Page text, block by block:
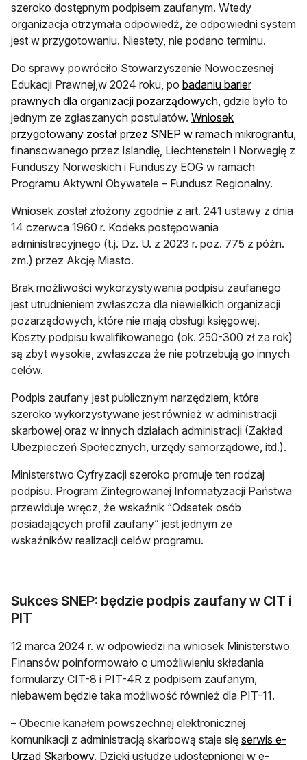
szeroko dostępnym podpisem zaufanym. Wtedy
organizacja otrzymała odpowiedź, że odpowiedni system
jest w przygotowaniu. Niestety, nie podano terminu.
Do sprawy powróciło Stowarzyszenie Nowoczesnej
Edukacji Prawnej,w 2024 roku, po badaniu barier
prawnych dla organizacji pozarządowychotwiera się w
, gdzie było to
jednym ze zgłaszanych postulatów. Wniosek
przygotowany został przez SNEP w ramach mikrograntu
finansowanego przez Islandię, Liechtenstein i Norwegię z
Funduszy Norweskich i Funduszy EOG w ramach
Programu Aktywni Obywatele – Fundusz Regionalny.
Wniosek został złożony zgodnie z art. 241 ustawy z dnia
14 czerwca 1960 r. Kodeks postępowania
administracyjnego (t.j. Dz. U. z 2023 r. poz. 775 z późn.
zm.) przez Akcję Miasto.
Brak możliwości wykorzystywania podpisu zaufanego
jest utrudnieniem zwłaszcza dla niewielkich organizacji
pozarządowych, które nie mają obsługi księgowej.
Koszty podpisu kwalifikowanego (ok. 250-300 zł za rok)
są zbyt wysokie, zwłaszcza że nie potrzebują go innych
celów.
Podpis zaufany jest publicznym narzędziem, które
szeroko wykorzystywane jest również w administracji
skarbowej oraz w innych działach administracji (Zakład
Ubezpieczeń Społecznych, urzędy samorządowe, itd.).
Ministerstwo Cyfryzacji szeroko promuje ten rodzaj
podpisu. Program Zintegrowanej Informatyzacji Państwa
przewiduje wręcz, że wskaźnik “Odsetek osób
posiadających profil zaufany” jest jednym ze
wskaźników realizacji celów programu.
Sukces SNEP: będzie podpis zaufany w CIT i
PIT
12 marca 2024 r. w odpowiedzi na wniosek Ministerstwo
Finansów poinformowało o umożliwieniu składania
formularzy CIT-8 i PIT-4R z podpisem zaufanym,
niebawem będzie taka możliwość również dla PIT-11.
– Obecnie kanałem powszechnej elektronicznej
komunikacji z administracją skarbową staje się serwis e-
Urząd Skarbowyotwiera się w nowej karcie
. Dzięki usłudze udostępnionej w e-